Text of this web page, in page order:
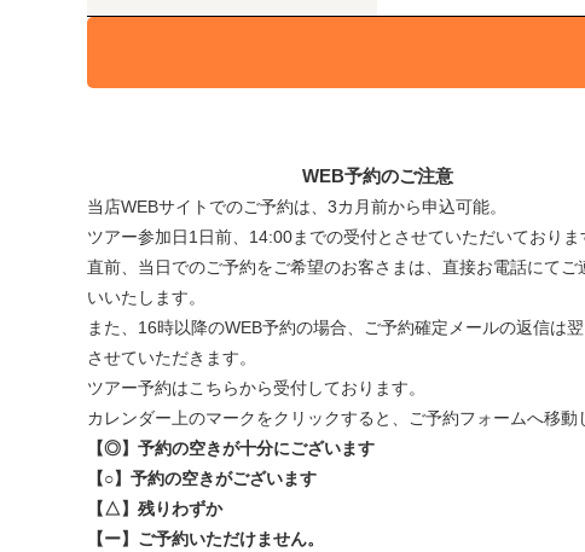
WEB予約のご注意
当店WEBサイトでのご予約は、3カ月前から申込可能。
ツアー参加日1日前、14:00までの受付とさせていただいておりま
直前、当日でのご予約をご希望のお客さまは、直接お電話にてご
いいたします。
また、16時以降のWEB予約の場合、ご予約確定メールの返信は
させていただきます。
ツアー予約はこちらから受付しております。
カレンダー上のマークをクリックすると、ご予約フォームへ移動
【◎】予約の空きが十分にございます
【○】予約の空きがございます
【△】残りわずか
【ー】ご予約いただけません。